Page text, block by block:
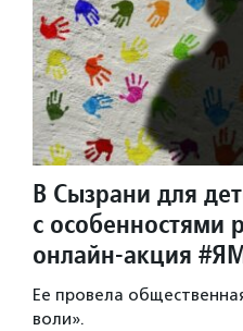
В Сызрани для
с особенностями
онлайн-акция
Ее провела
воли».